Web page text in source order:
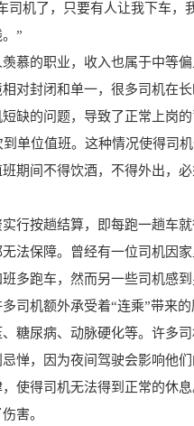
司机了，只要有人让我下车，
”
慕的职业，收入也属于中等
对封闭和单一，很多司机在
缺的问题，导致了正常上岗
单位值班。这种情况使得司
期间不得饮酒，不得外出，
行按趟结算，即每跑一趟车
法保障。曾经有一位司机因
多跑车，然而另一些司机感
司机额外承受着“连乘”带来
糖尿病、动脉硬化等。许多
惮，因为夜间驾驶会影响他
使得司机无法得到正常的休
害。